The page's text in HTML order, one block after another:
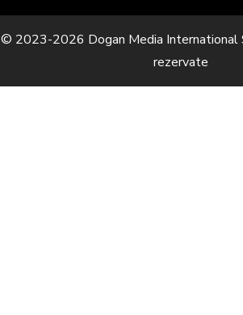
© 2023-2026 Dogan Media International
rezervate